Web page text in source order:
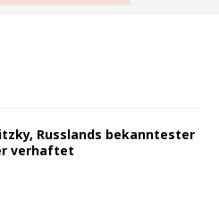
Russlands bekanntester
verhaftet